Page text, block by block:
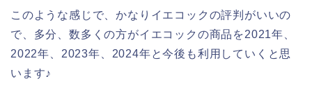
このような感じで、かなりイエコックの評判がいいの
で、多分、数多くの方がイエコックの商品を2021年、
2022年、2023年、2024年と今後も利用していくと思
います♪